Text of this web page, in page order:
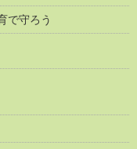
で守ろう